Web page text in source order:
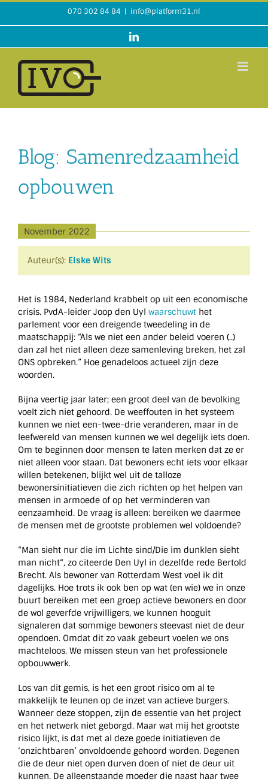
Ga
070 302 84 84 | info@platform31.nl
LinkedIn
Blog: Samenredzaamheid
opbouwen
November 2022
Auteur(s): Elske Wits
Het is 1984, Nederland krabbelt op uit een economische
crisis. PvdA-leider Joop den Uyl waarschuwt het
parlement voor een dreigende tweedeling in de
maatschappij: “Als we niet een ander beleid voeren (..)
dan zal het niet alleen deze samenleving breken, het zal
ONS opbreken.” Hoe genadeloos actueel zijn deze
woorden.
Bijna veertig jaar later; een groot deel van de bevolking
voelt zich niet gehoord. De weeffouten in het systeem
kunnen we niet een-twee-drie veranderen, maar in de
leefwereld van mensen kunnen we wel degelijk iets doen.
Om te beginnen door mensen te laten merken dat ze er
niet alleen voor staan. Dat bewoners echt iets voor elkaar
willen betekenen, blijkt wel uit de talloze
bewonersinitiatieven die zich richten op het helpen van
mensen in armoede of op het verminderen van
eenzaamheid. De vraag is alleen: bereiken we daarmee
de mensen met de grootste problemen wel voldoende?
“Man sieht nur die im Lichte sind/Die im dunklen sieht
man nicht“, zo citeerde Den Uyl in dezelfde rede Bertold
Brecht. Als bewoner van Rotterdam West voel ik dit
dagelijks. Hoe trots ik ook ben op wat (en wie) we in onze
buurt bereiken met een groep actieve bewoners en door
de wol geverfde vrijwilligers, we kunnen hooguit
signaleren dat sommige bewoners steevast niet de deur
opendoen. Omdat dit zo vaak gebeurt voelen we ons
machteloos. We missen steun van het professionele
opbouwwerk.
Los van dit gemis, is het een groot risico om al te
makkelijk te leunen op de inzet van actieve burgers.
Wanneer deze stoppen, zijn de essentie van het project
en het netwerk niet geborgd. Maar wat mij het grootste
risico lijkt, is dat met al deze goede initiatieven de
‘onzichtbaren’ onvoldoende gehoord worden. Degenen
die de deur niet open durven doen of niet de deur uit
kunnen. De alleenstaande moeder die naast haar twee